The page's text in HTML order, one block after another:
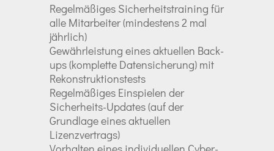
Regelmäßiges Sicherheitstraining für
alle Mitarbeiter (mindestens 2 mal
jährlich)
Gewährleistung eines aktuellen Back-
ups (komplette Datensicherung) mit
Rekonstruktionstests
Regelmäßiges Einspielen der
Sicherheits-Updates (auf der
Grundlage eines aktuellen
Lizenzvertrags)